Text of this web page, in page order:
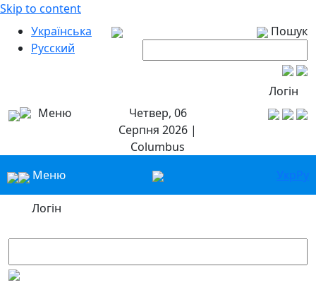
Skip to content
Українська
Русский
Пошук
Логін
Меню
Четвер, 06
Серпня 2026 |
Columbus
Меню
УкрРу
Логін